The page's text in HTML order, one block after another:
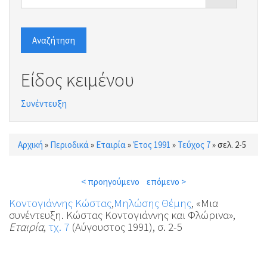
Αναζήτηση
Είδος κειμένου
Συνέντευξη
Είστε εδώ
Αρχική » Περιοδικά » Εταιρία »Έτος 1991 » Τεύχος 7»σελ. 2-5
< προηγούμενο επόμενο >
Κοντογιάννης Κώστας,Μηλώσης Θέμης, «Μια
συνέντευξη. Κώστας Κοντογιάννης και Φλώρινα»,
Εταιρία, τχ. 7 (Αύγουστος 1991), σ. 2-5